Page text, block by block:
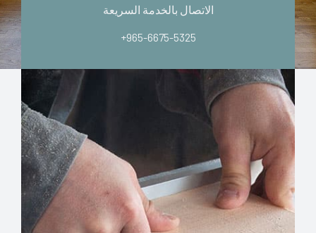
الاتصال بالخدمة السريعة
+965-6675-5325